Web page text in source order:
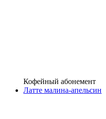
Кофейный абонемент
Латте малина-апельсин